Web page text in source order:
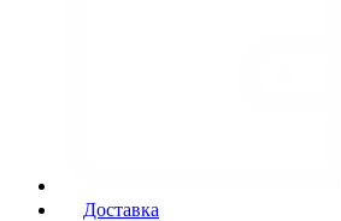
Доставка